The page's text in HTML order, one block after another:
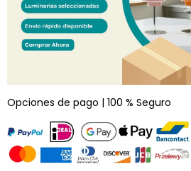
Opciones de pago | 100 % Seguro